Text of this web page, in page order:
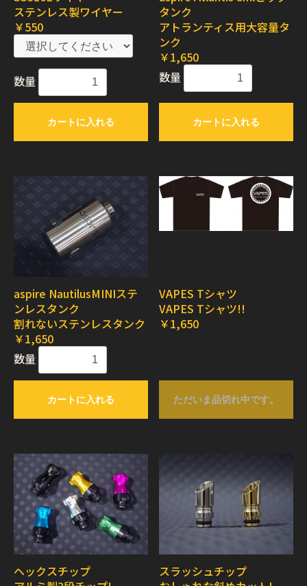
ステンレス製ワイヤー
￥550
数量
カートに入れる
タンク
アトランティス用大容量タ
ンク
￥1,650
数量
カートに入れる
aspire NautilusMINIステ
ンレスタンク
割れないステンレスタンク
￥1,650
数量
カートに入れる
VAPES Tシャツ
VAPES Tシャツ!!
￥1,650
ただいま品切れ中です。
ヘックスチップ
スラッシュチップ